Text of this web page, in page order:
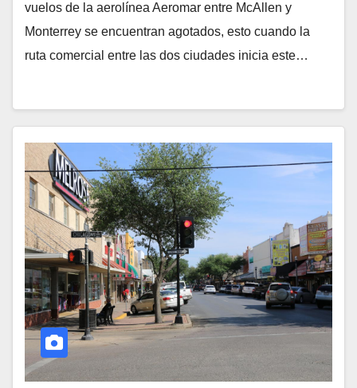
vuelos de la aerolínea Aeromar entre McAllen y
Monterrey se encuentran agotados, esto cuando la
ruta comercial entre las dos ciudades inicia este…